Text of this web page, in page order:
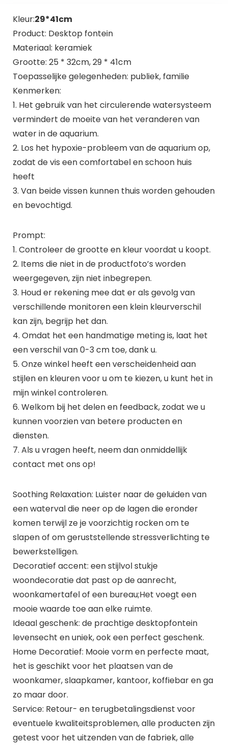
Kleur:29*41cm
Product: Desktop fontein
Materiaal: keramiek
Grootte: 25 * 32cm, 29 * 41cm
Toepasselijke gelegenheden: publiek, familie
Kenmerken:
1. Het gebruik van het circulerende watersysteem
vermindert de moeite van het veranderen van
water in de aquarium.
2. Los het hypoxie-probleem van de aquarium op,
zodat de vis een comfortabel en schoon huis
heeft
3. Van beide vissen kunnen thuis worden gehouden
en bevochtigd.
Prompt:
1. Controleer de grootte en kleur voordat u koopt.
2. Items die niet in de productfoto’s worden
weergegeven, zijn niet inbegrepen.
3. Houd er rekening mee dat er als gevolg van
verschillende monitoren een klein kleurverschil
kan zijn, begrijp het dan.
4. Omdat het een handmatige meting is, laat het
een verschil van 0-3 cm toe, dank u.
5. Onze winkel heeft een verscheidenheid aan
stijlen en kleuren voor u om te kiezen, u kunt het in
mijn winkel controleren.
6. Welkom bij het delen en feedback, zodat we u
kunnen voorzien van betere producten en
diensten.
7. Als u vragen heeft, neem dan onmiddellijk
contact met ons op!
Soothing Relaxation: Luister naar de geluiden van
een waterval die neer op de lagen die eronder
komen terwijl ze je voorzichtig rocken om te
slapen of om geruststellende stressverlichting te
bewerkstelligen.
Decoratief accent: een stijlvol stukje
woondecoratie dat past op de aanrecht,
woonkamertafel of een bureau;Het voegt een
mooie waarde toe aan elke ruimte.
Ideaal geschenk: de prachtige desktopfontein
levensecht en uniek, ook een perfect geschenk.
Home Decoratief: Mooie vorm en perfecte maat,
het is geschikt voor het plaatsen van de
woonkamer, slaapkamer, kantoor, koffiebar en ga
zo maar door.
Service: Retour- en terugbetalingsdienst voor
eventuele kwaliteitsproblemen, alle producten zijn
getest voor het uitzenden van de fabriek, alle